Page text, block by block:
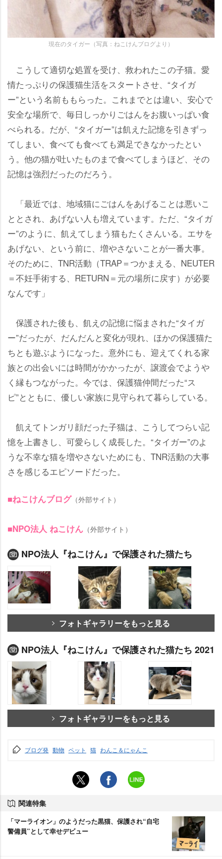
現在のタイガー（写真：ねこけんブログより）
こうして適切な処置を受け、救われたこの子猫。愛
情たっぷりの保護猫生活をスタートさせ、“タイガ
ー”という名前ももらった。これまでとは違い、安心で
安全な場所で、毎日しっかりごはんをお腹いっぱい食
べられる。だが、“タイガー”は飢えた記憶を引きずっ
てしまい、食べても食べても満足できなかったとい
う。他の猫が吐いたものまで食べてしまうほど、その
記憶は強烈だったのだろう。
「最近では、地域猫にごはんをあげることは悪いこ
ととされ、あげない人も増えています。ただ、“タイガ
ー”のように、飢えてしまう猫もたくさんいる。エサを
あげない、という前に、増やさないことが一番大事。
そのために、TNR活動（TRAP＝つかまえる、NEUTER
＝不妊手術する、RETURN＝元の場所に戻す）が必要
なんです」
保護された後も、飢えの記憶に悩まされた“タイガ
ー”だったが、だんだんと変化が現れ、ほかの保護猫た
ちとも遊ぶようになった。意外にも、迎えてくれる家
族との出会いには時間がかかったが、譲渡会でよう
く縁もつながった。今では、保護猫仲間だった“ス
ピ”とともに、優しい家族に見守られて暮らしている。
飢えてトンガリ顔だった子猫は、こうしてつらい記
憶を上書きし、可愛らしく成長した。“タイガー”のよ
うな不幸な猫を増やさないためにも、TNR活動の大事
さを感じるエピソードだった。
■ねこけんブログ（外部サイト）
■NPO法人 ねこけん （外部サイト）
NPO法人『ねこけん』で保護された猫たち
フォトギャラリーをもっと見る
NPO法人『ねこけん』で保護された猫たち 2021
フォトギャラリーをもっと見る
ブログ発 動物 ペット 猫 わんこ＆にゃんこ
関連特集
「マーライオン」のようだった黒猫、保護され“自宅
警備員”として幸せデビュー